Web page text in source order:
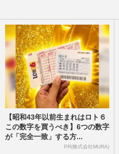
【昭和43年以前生まれはロト６
この数字を買うべき】6つの数字
が「完全一致」する方...
PR(株式会社MURA)